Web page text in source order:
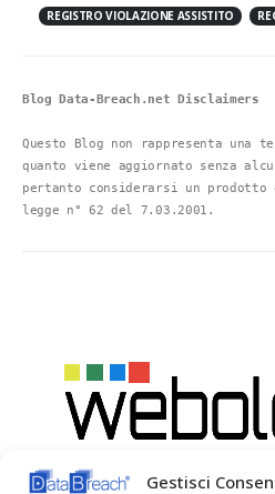
Gestisci
REGISTRO VIOLAZIONE ASSISTITO
Blog Data-Breach.net Disclaimers
Questo Blog non rappresenta
quanto viene aggiornato senza
pertanto considerarsi un
legge n° 62 del 7.03.2001.